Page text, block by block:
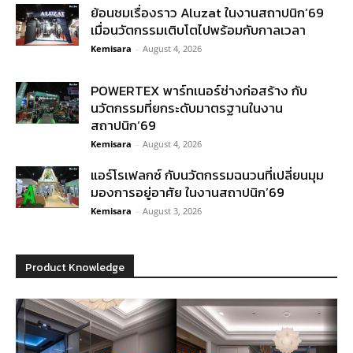
ย้อนชมเรื่องราว Aluzat ในงานสถาปนิก’69
เมื่อนวัตกรรมเติบโตไปพร้อมกับกาลเวลา
Kemisara - August 4, 2026
POWERTEX พาร์ทเนอร์ช่างก่อสร้าง กับ
นวัตกรรมที่ยกระดับมาตรฐานในงาน
สถาปนิก’69
Kemisara - August 4, 2026
แอร์โรเฟลกซ์ กับนวัตกรรมฉนวนที่เปลี่ยนมุม
มองการอยู่อาศัย ในงานสถาปนิก’69
Kemisara - August 3, 2026
Product Knowledge